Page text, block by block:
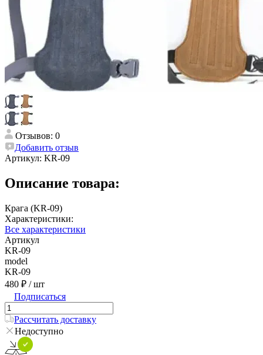
Отзывов: 0
Добавить отзыв
Артикул: KR-09
Описание товара:
Крага (KR-09)
Характеристики:
Все характеристики
Артикул
KR-09
model
KR-09
480 ₽ / шт
Подписаться
Рассчитать доставку
Недоступно